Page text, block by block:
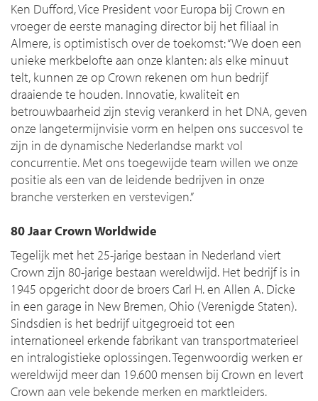
Ken Dufford, Vice President voor Europa bij Crown en
vroeger de eerste managing director bij het filiaal in
Almere, is optimistisch over de toekomst: “We doen een
unieke merkbelofte aan onze klanten: als elke minuut
telt, kunnen ze op Crown rekenen om hun bedrijf
draaiende te houden. Innovatie, kwaliteit en
betrouwbaarheid zijn stevig verankerd in het DNA, geven
onze langetermijnvisie vorm en helpen ons succesvol te
zijn in de dynamische Nederlandse markt vol
concurrentie. Met ons toegewijde team willen we onze
positie als een van de leidende bedrijven in onze
branche versterken en verstevigen.”
80 Jaar Crown Worldwide
Tegelijk met het 25-jarige bestaan in Nederland viert
Crown zijn 80-jarige bestaan wereldwijd. Het bedrijf is in
1945 opgericht door de broers Carl H. en Allen A. Dicke
in een garage in New Bremen, Ohio (Verenigde Staten).
Sindsdien is het bedrijf uitgegroeid tot een
internationeel erkende fabrikant van transportmaterieel
en intralogistieke oplossingen. Tegenwoordig werken er
wereldwijd meer dan 19.600 mensen bij Crown en levert
Crown aan vele bekende merken en marktleiders.